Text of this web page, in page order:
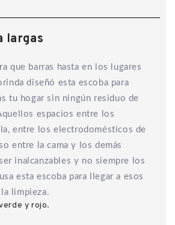
largas
que barras hasta en los lugares
diseñó esta escoba para
tu hogar sin ningún residuo de
espacios entre los
entre los electrodomésticos de
entre la cama y los demás
inalcanzables y no siempre los
esta escoba para llegar a esos
limpieza.
y rojo.